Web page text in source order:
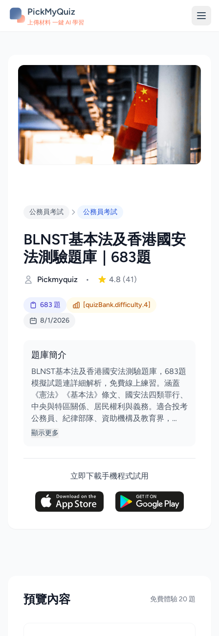
PickMyQuiz
上傳材料 一鍵 AI 學習
公務員考試 公務員考試
BLNST基本法及香港國安
法測驗題庫｜683題
Pickmyquiz • 4.8 (41)
683 題
[quizBank.difficulty.4]
8/1/2026
題庫簡介
BLNST基本法及香港國安法測驗題庫，683題
模擬試題連詳細解析，免費線上練習。涵蓋
《憲法》《基本法》條文、國安法四類罪行、
中央與特區關係、居民權利與義務。適合投考
公務員、紀律部隊、資助機構及教育界，…
顯示更多
立即下載手機程式試用
預覽內容 免費體驗 20 題